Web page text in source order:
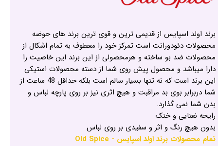
برند اولد اسپایس از قدیمی ترین و قوی ترین برند های حوضه
محصولات دئودورانت است تمرکز خود را معطوف به تمام اشکال از
محصولات ضد بو ساخته و هرمحصولی از این برند این خاصیت را
دارا میباشد و محصول پیش روی شما از دسته محصولات استیکی
این برند است که نه تنها بسیار سالم است بلکه حداقل 48 ساعت از
شما دربرابر بوی بد مراقبت و هیچ اثری نیز بر روی پارچه لباس و
بدن شما نمی گذارد.
رایحه نعنایی و خنک
بدون هیچ رنگ و اثر و سفیدی بر روی لباس
تمام محصولات برند اولد اسپایس - Old Spice